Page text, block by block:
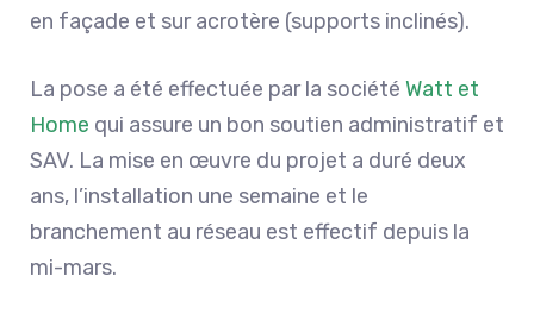
en façade et sur acrotère (supports inclinés).
La pose a été effectuée par la société Watt et
Home qui assure un bon soutien administratif et
SAV. La mise en œuvre du projet a duré deux
ans, l’installation une semaine et le
branchement au réseau est effectif depuis la
mi-mars.